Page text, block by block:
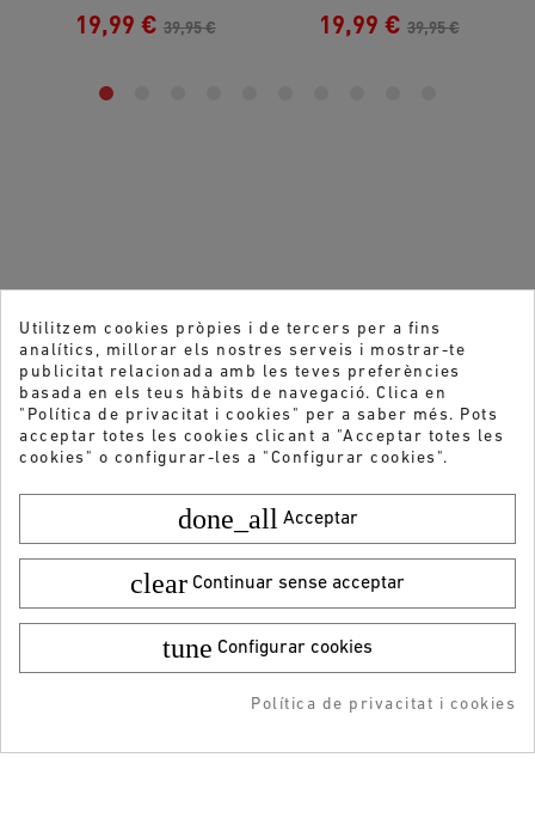
Talla: 36
AFEGIR A LA COMPRA
RESERVAR
19,99 € 39,95 € 19,99 € 39,95 €
Vols rebre les nostres ofertes i novetats?
ENVIAR
-5% DTO + Envío Gratis
Utilitzem cookies pròpies i de tercers per a fins
analítics, millorar els nostres serveis i mostrar-te
publicitat relacionada amb les teves preferències
basada en els teus hàbits de navegació. Clica en
"Política de privacitat i cookies" per a saber més. Pots
acceptar totes les cookies clicant a "Acceptar totes les
cookies" o configurar-les a "Configurar cookies".
done_all Acceptar
clear Continuar sense acceptar
tune Configurar cookies
Política de privacitat i cookies